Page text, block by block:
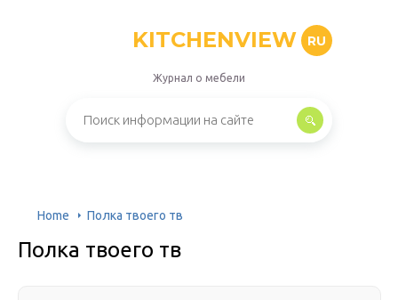
KITCHENVIEW RU
Журнал о мебели
Home Полка твоего тв
Полка твоего тв